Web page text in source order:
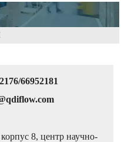
66952181
8, центр научно-